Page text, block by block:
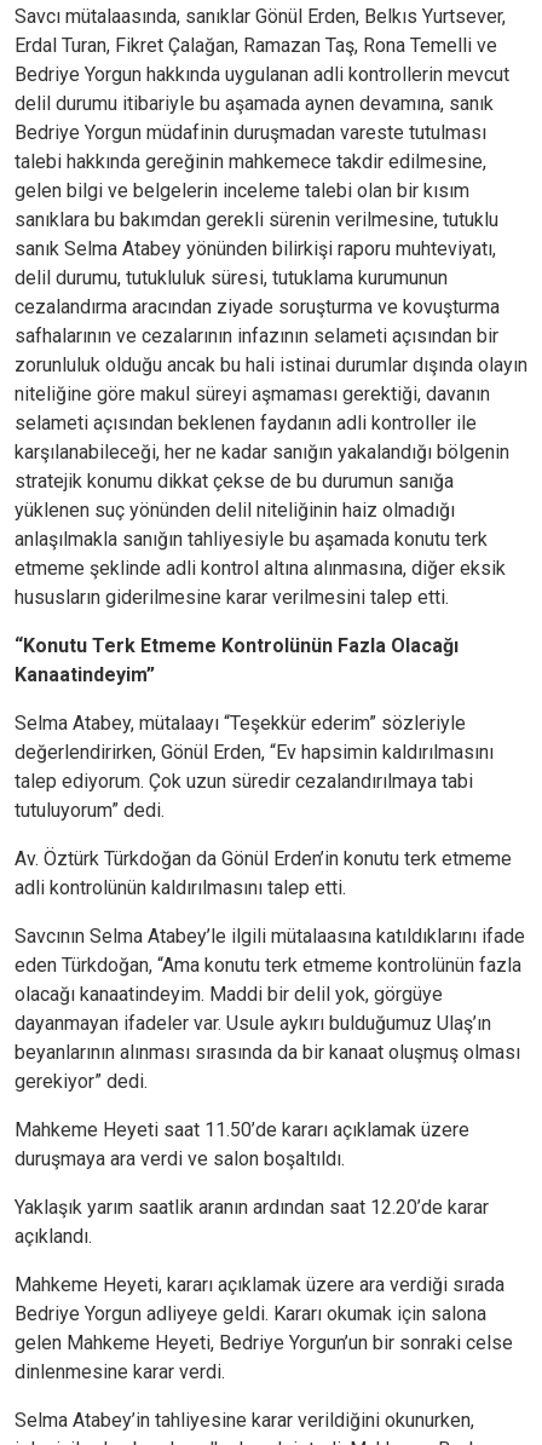
Savcı mütalaasında, sanıklar Gönül Erden, Belkıs Yurtsever,
Erdal Turan, Fikret Çalağan, Ramazan Taş, Rona Temelli ve
Bedriye Yorgun hakkında uygulanan adli kontrollerin mevcut
delil durumu itibariyle bu aşamada aynen devamına, sanık
Bedriye Yorgun müdafinin duruşmadan vareste tutulması
talebi hakkında gereğinin mahkemece takdir edilmesine,
gelen bilgi ve belgelerin inceleme talebi olan bir kısım
sanıklara bu bakımdan gerekli sürenin verilmesine, tutuklu
sanık Selma Atabey yönünden bilirkişi raporu muhteviyatı,
delil durumu, tutukluluk süresi, tutuklama kurumunun
cezalandırma aracından ziyade soruşturma ve kovuşturma
safhalarının ve cezalarının infazının selameti açısından bir
zorunluluk olduğu ancak bu hali istinai durumlar dışında olayın
niteliğine göre makul süreyi aşmaması gerektiği, davanın
selameti açısından beklenen faydanın adli kontroller ile
karşılanabileceği, her ne kadar sanığın yakalandığı bölgenin
stratejik konumu dikkat çekse de bu durumun sanığa
yüklenen suç yönünden delil niteliğinin haiz olmadığı
anlaşılmakla sanığın tahliyesiyle bu aşamada konutu terk
etmeme şeklinde adli kontrol altına alınmasına, diğer eksik
hususların giderilmesine karar verilmesini talep etti.
“Konutu Terk Etmeme Kontrolünün Fazla Olacağı
Kanaatindeyim”
Selma Atabey, mütalaayı “Teşekkür ederim” sözleriyle
değerlendirirken, Gönül Erden, “Ev hapsimin kaldırılmasını
talep ediyorum. Çok uzun süredir cezalandırılmaya tabi
tutuluyorum” dedi.
Av. Öztürk Türkdoğan da Gönül Erden’in konutu terk etmeme
adli kontrolünün kaldırılmasını talep etti.
Savcının Selma Atabey’le ilgili mütalaasına katıldıklarını ifade
eden Türkdoğan, “Ama konutu terk etmeme kontrolünün fazla
olacağı kanaatindeyim. Maddi bir delil yok, görgüye
dayanmayan ifadeler var. Usule aykırı bulduğumuz Ulaş’ın
beyanlarının alınması sırasında da bir kanaat oluşmuş olması
gerekiyor” dedi.
Mahkeme Heyeti saat 11.50’de kararı açıklamak üzere
duruşmaya ara verdi ve salon boşaltıldı.
Yaklaşık yarım saatlik aranın ardından saat 12.20’de karar
açıklandı.
Mahkeme Heyeti, kararı açıklamak üzere ara verdiği sırada
Bedriye Yorgun adliyeye geldi. Kararı okumak için salona
gelen Mahkeme Heyeti, Bedriye Yorgun’un bir sonraki celse
dinlenmesine karar verdi.
Selma Atabey’in tahliyesine karar verildiğini okunurken,